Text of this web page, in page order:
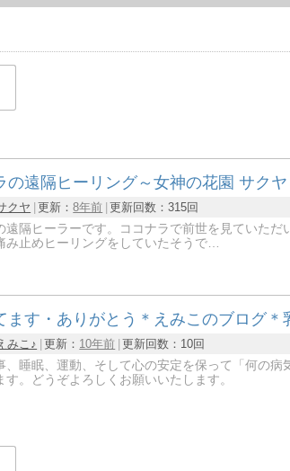
の遠隔ヒーリング～女神の花園 サクヤ
クヤ 更新：8年前 更新回数：315回
遠隔ヒーラーです。ココナラで前世を見ていた
み止めヒーリングをしていたそうで…
ます・ありがとう＊えみこのブログ＊
みこ♪ 更新： 10年前 更新回数： 10回
睡眠、運動、そして心の安定を保って「何の病
す。どうぞよろしくお願いいたします。